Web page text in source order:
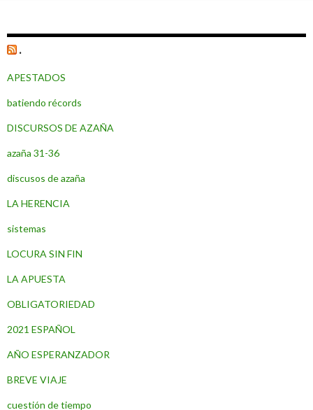
.
APESTADOS
batiendo récords
DISCURSOS DE AZAÑA
azaña 31-36
discusos de azaña
LA HERENCIA
sistemas
LOCURA SIN FIN
LA APUESTA
OBLIGATORIEDAD
2021 ESPAÑOL
AÑO ESPERANZADOR
BREVE VIAJE
cuestión de tiempo